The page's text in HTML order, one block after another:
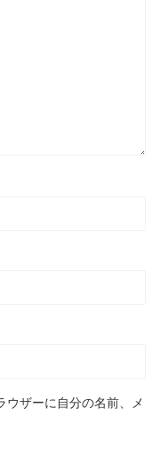
ウザーに自分の名前、メ